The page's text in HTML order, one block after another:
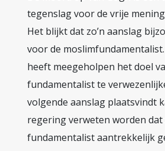
tegenslag voor de vrije
Het blijkt dat zo’n aanslag
voor de
heeft meegeholpen het doel
fundamentalist te
volgende aanslag plaatsvindt
regering verweten worden dat
fundamentalist aantrekkelijk